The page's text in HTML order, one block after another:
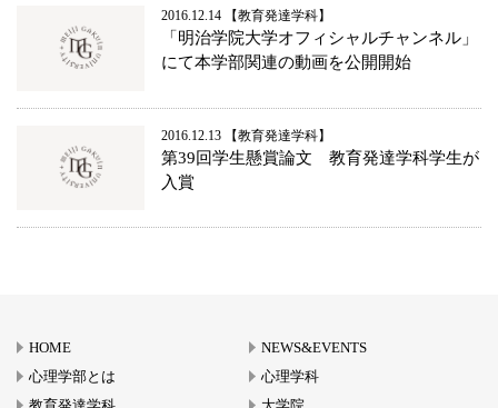
2016.12.14 教育発達学科
「明治学院大学オフィシャルチャンネル」
にて本学部関連の動画を公開開始
2016.12.13 教育発達学科
第39回学生懸賞論文 教育発達学科学生が
入賞
HOME
NEWS&EVENTS
心理学部とは
心理学科